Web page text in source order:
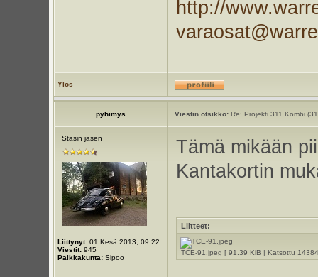
http://
Ylös
pyhimys Viestin otsikko:Re: Projekti 311 Kombi
Stasin jäsen
Liittynyt:01 Kesä 2013, 09:22
Viestit:945
Paikkakunta:Sipoo
Tämä mikään
Kantakortin
Liitteet:
TCE-91.jpeg [ 91.39 KiB | Katsottu